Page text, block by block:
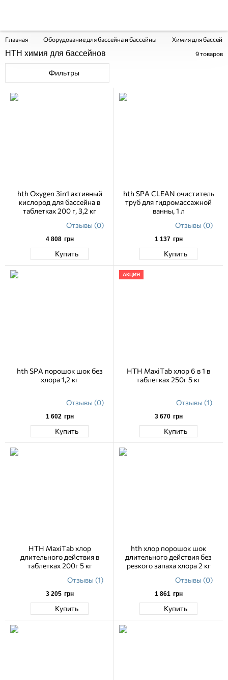
Главная Оборудование для бассейна и бассейны Химия для
HTH химия для бассейнов 9товаров
Фильтры
hth Oxygen 3in1 активный
кислород для бассейна в
таблетках 200 г, 3,2 кг
Отзывы (0)
4 808 грн
Купить
hth SPA CLEAN очиститель
труб для гидромассажной
ванны, 1 л
Отзывы (0)
1 137 грн
Купить
hth SPA порошок шок без
хлора 1,2 кг
Отзывы (0)
1 602 грн
Купить
АКЦИЯ
HTH MaxiTab хлор 6 в 1 в
таблетках 250г 5 кг
Отзывы (1)
3 670 грн
Купить
HTH MaxiTab хлор
длительного действия в
таблетках 200г 5 кг
Отзывы (1)
3 205 грн
Купить
hth хлор порошок шок
длительного действия без
резкого запаха хлора 2 кг
Отзывы (0)
1 861 грн
Купить